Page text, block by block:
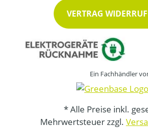
VERTRAG
Ein Fachhändler
* Alle Preise inkl.
Mehrwertsteuer zzgl.